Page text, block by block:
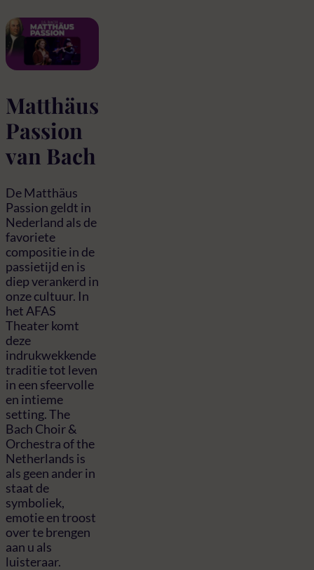
Matthäus
Passion
van Bach
De Matthäus
Passion geldt in
Nederland als de
favoriete
compositie in de
passietijd en is
diep verankerd in
onze cultuur. In
het AFAS
Theater komt
deze
indrukwekkende
traditie tot leven
in een sfeervolle
en intieme
setting. The
Bach Choir &
Orchestra of the
Netherlands is
als geen ander in
staat de
symboliek,
emotie en troost
over te brengen
aan u als
luisteraar.